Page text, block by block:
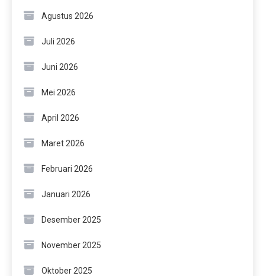
Agustus 2026
Juli 2026
Juni 2026
Mei 2026
April 2026
Maret 2026
Februari 2026
Januari 2026
Desember 2025
November 2025
Oktober 2025